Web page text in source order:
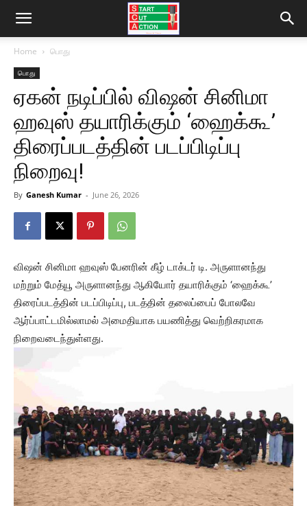
Home பொது
பொது
ஏகன் நடிப்பில் விஷன் சினிமா
ஹவுஸ் தயாரிக்கும் ‘ஹைக்கூ’
திரைப்படத்தின் படப்பிடிப்பு
நிறைவு!
By Ganesh Kumar - June 26, 2026
விஷன் சினிமா ஹவுஸ் பேனரின் கீழ் டாக்டர் டி. அருளானந்து
மற்றும் மேத்யூ அருளானந்து ஆகியோர் தயாரிக்கும் ‘ஹைக்கூ’
திரைப்படத்தின் படப்பிடிப்பு, படத்தின் தலைப்பைப் போலவே
ஆர்ப்பாட்டமில்லாமல் அமைதியாக பயணித்து வெற்றிகரமாக
நிறைவடைந்துள்ளது.